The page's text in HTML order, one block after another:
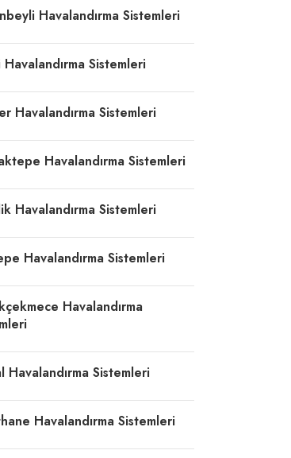
Havalandırma Sistemleri
Sistemleri
Havalandırma Sistemleri
Havalandırma Sistemleri
Havalandırma Sistemleri
Havalandırma Sistemleri
Havalandırma
Havalandırma Sistemleri
Havalandırma Sistemleri